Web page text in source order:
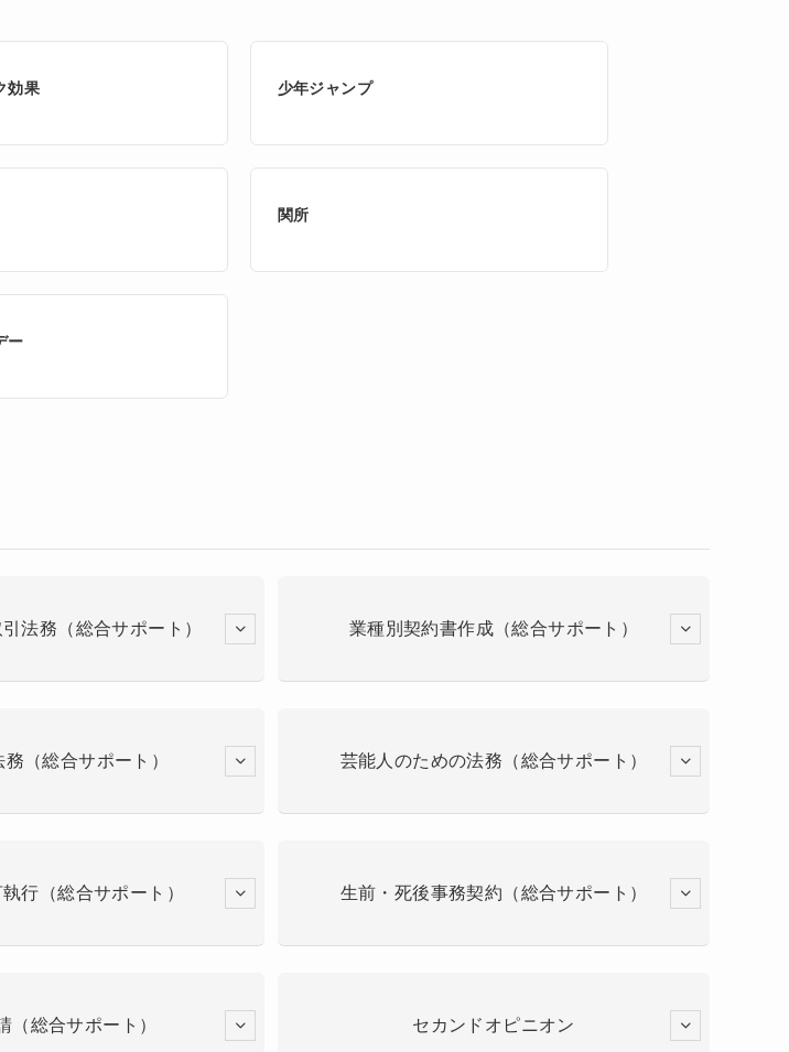
効果 少年ジャンプ
関所
ー
法務（総合サポート） 業種別契約書作成（総合サポート）
（総合サポート） 芸能人のための法務（総合サポート）
行（総合サポート） 生前・死後事務契約（総合サポート）
（総合サポート） セカンドオピニオン